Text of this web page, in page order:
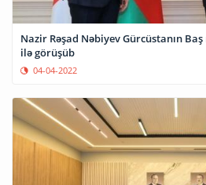
Nazir Rəşad Nəbiyev Gürcüstanın
ilə görüşüb
04-04-2022